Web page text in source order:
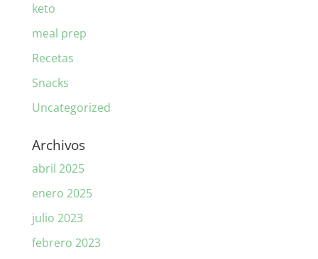
keto
meal prep
Recetas
Snacks
Uncategorized
Archivos
abril 2025
enero 2025
julio 2023
febrero 2023